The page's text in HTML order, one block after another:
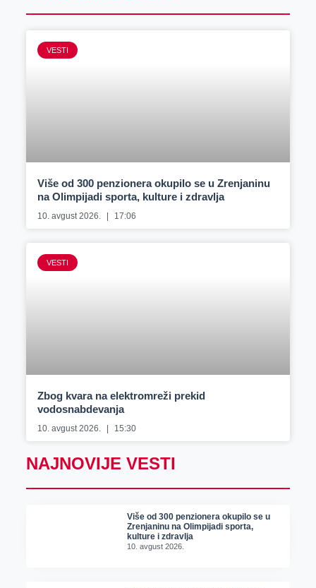
VESTI
Više od 300 penzionera okupilo se u Zrenjaninu
na Olimpijadi sporta, kulture i zdravlja
10. avgust 2026. 17:06
VESTI
Zbog kvara na elektromreži prekid
vodosnabdevanja
10. avgust 2026. 15:30
NAJNOVIJE VESTI
Više od 300 penzionera okupilo se u
Zrenjaninu na Olimpijadi sporta,
kulture i zdravlja
10. avgust 2026.